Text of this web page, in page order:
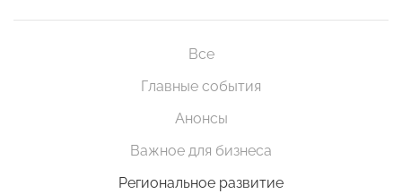
Все
Главные события
Анонсы
Важное для бизнеса
Региональное развитие